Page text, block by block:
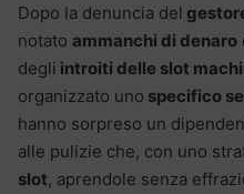
Dopo la denuncia del
notato ammanchi di denaro
degli introiti delle slot
organizzato uno specifico
hanno sorpreso un
alle pulizie che, con uno
slot, aprendole senza